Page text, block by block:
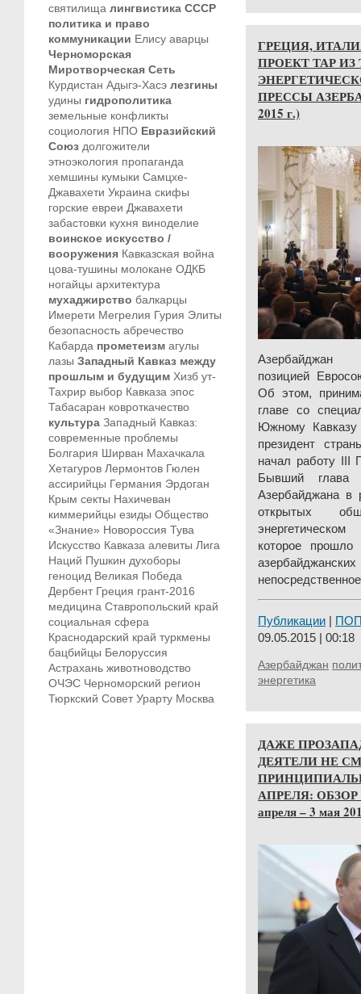
святилища лингвистика СССР
политика и право
коммуникации Елису аварцы
Черноморская
Миротворческая Сеть
Курдистан Адыгэ-Хасэ лезгины
удины гидрополитика
земельные конфликты
социология НПО Евразийский
Союз долгожители
этноэкология пропаганда
хемшины кумыки Самцхе-
Джавахети Украина скифы
горские евреи Джавахети
забастовки кухня виноделие
воинское искусство /
вооружения Кавказская война
цова-тушины молокане ОДКБ
ногайцы архитектура
мухаджирство балкарцы
Имерети Мегрелия Гурия Элиты
безопасность абречество
Кабарда прометеизм агулы
лазы Западный Кавказ между
прошлым и будущим Хизб ут-
Тахрир выбор Кавказа эпос
Табасаран ковроткачество
культура Западный Кавказ:
современные проблемы
Болгария Ширван Махачкала
Хетагуров Лермонтов Гюлен
ассирийцы Германия Эрдоган
Крым секты Нахичеван
киммерийцы езиды Общество
«Знание» Новороссия Тува
Искусство Кавказа алевиты Лига
Наций Пушкин духоборы
геноцид Великая Победа
Дербент Греция грант-2016
медицина Ставропольский край
социальная сфера
Краснодарский край туркмены
бацбийцы Белоруссия
Астрахань животноводство
ОЧЭС Черноморский регион
Тюркский Совет Урарту Москва
ГРЕЦИЯ,
ПРОЕКТ ТАР ИЗ
ПРЕССЫ
2015 г.)
Азербайджан
позицией
Об этом,
главе со
Южному Кавказу
президент
начал работу III
Бывший глава
Азербайджана в
открытых
которое
Публикации |
09.05.2015 | 00:18
Азербайджан
энергетика
ДАЖЕ
ДЕЯТЕЛИ НЕ
АПРЕЛЯ:
апреля – 3 мая